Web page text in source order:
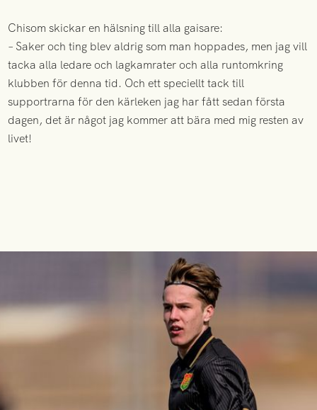
Chisom skickar en hälsning till alla gaisare:
– Saker och ting blev aldrig som man hoppades, men jag vill
tacka alla ledare och lagkamrater och alla runtomkring
klubben för denna tid. Och ett speciellt tack till
supportrarna för den kärleken jag har fått sedan första
dagen, det är något jag kommer att bära med mig resten av
livet!